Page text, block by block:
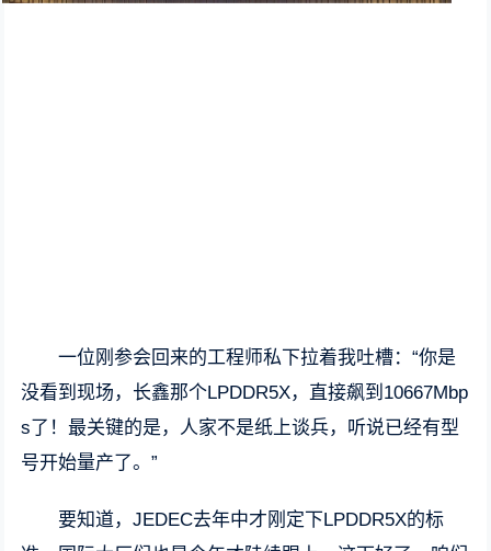
一位刚参会回来的工程师私下拉着我吐槽：“你是
没看到现场，长鑫那个LPDDR5X，直接飙到10667Mbp
s了！最关键的是，人家不是纸上谈兵，听说已经有型
号开始量产了。”
要知道，JEDEC去年中才刚定下LPDDR5X的标